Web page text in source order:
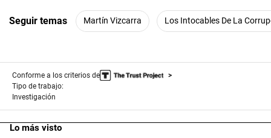
f
1
u
e
1
7
s
e
Seguir temas Martín Vizcarra Los Intocables De La
Conforme a los criterios de
Tipo de trabajo:
Investigación
Lo más visto